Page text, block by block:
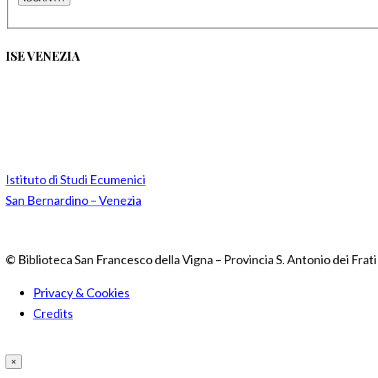
ISE VENEZIA
Istituto di Studi Ecumenici
San Bernardino – Venezia
© Biblioteca San Francesco della Vigna – Provincia S. Antonio dei
Privacy & Cookies
Credits
×